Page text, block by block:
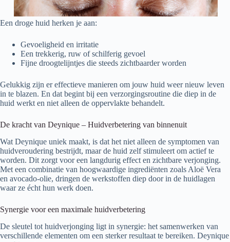
Een droge huid herken je aan:
Gevoeligheid en irritatie
Een trekkerig, ruw of schilferig gevoel
Fijne droogtelijntjes die steeds zichtbaarder worden
Gelukkig zijn er effectieve manieren om jouw huid weer nieuw leven
in te blazen. En dat begint bij een verzorgingsroutine die diep in de
huid werkt en niet alleen de oppervlakte behandelt.
De kracht van Deynique – Huidverbetering van binnenuit
Wat Deynique uniek maakt, is dat het niet alleen de symptomen van
huidveroudering bestrijdt, maar de huid zelf stimuleert om actief te
worden. Dit zorgt voor een langdurig effect en zichtbare verjonging.
Met een combinatie van hoogwaardige ingrediënten zoals Aloë Vera
en avocado-olie, dringen de werkstoffen diep door in de huidlagen
waar ze écht hun werk doen.
Synergie voor een maximale huidverbetering
De sleutel tot huidverjonging ligt in synergie: het samenwerken van
verschillende elementen om een sterker resultaat te bereiken. Deynique